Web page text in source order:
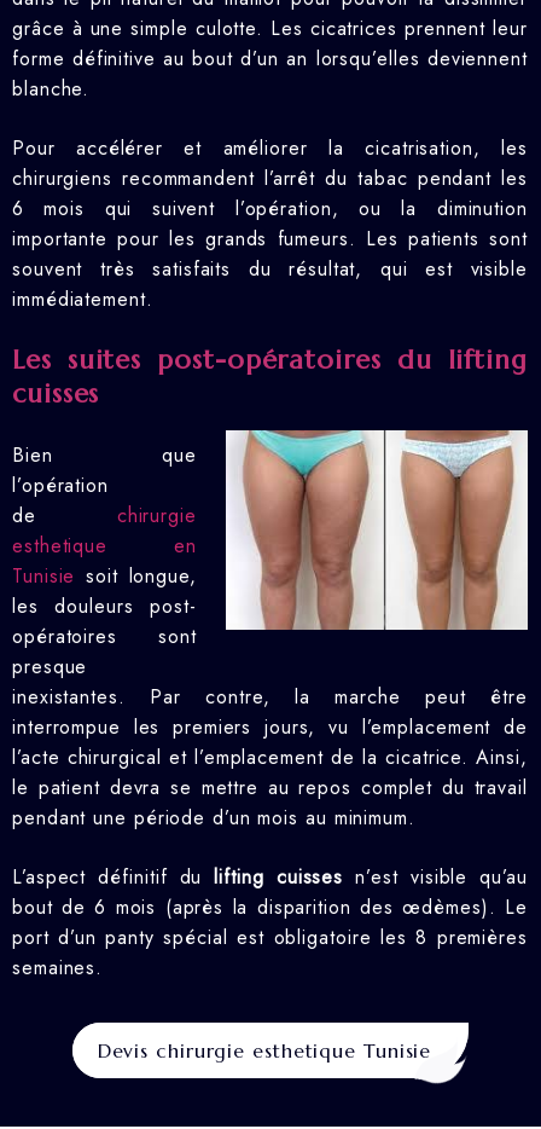
grâce à une simple culotte. Les cicatrices prennent leur
forme définitive au bout d’un an lorsqu’elles deviennent
blanche.
Pour accélérer et améliorer la cicatrisation, les
chirurgiens recommandent l’arrêt du tabac pendant les
6 mois qui suivent l’opération, ou la diminution
importante pour les grands fumeurs. Les patients sont
souvent très satisfaits du résultat, qui est visible
immédiatement.
Les suites post-opératoires du lifting
cuisses
Bien que
l’opération
de chirurgie
esthetique en
Tunisie soit longue,
les douleurs post-
opératoires sont
presque
inexistantes. Par contre, la marche peut être
interrompue les premiers jours, vu l’emplacement de
l’acte chirurgical et l’emplacement de la cicatrice. Ainsi,
le patient devra se mettre au repos complet du travail
pendant une période d’un mois au minimum.
L’aspect définitif dulifting cuisses n’est visible qu’au
bout de 6 mois (après la disparition des œdèmes). Le
port d’un panty spécial est obligatoire les 8 premières
semaines.
Devis chirurgie esthetique Tunisie